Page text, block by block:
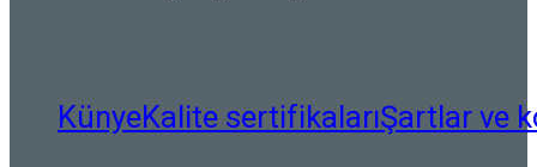
KünyeKalite sertifikalarıŞartlar ve